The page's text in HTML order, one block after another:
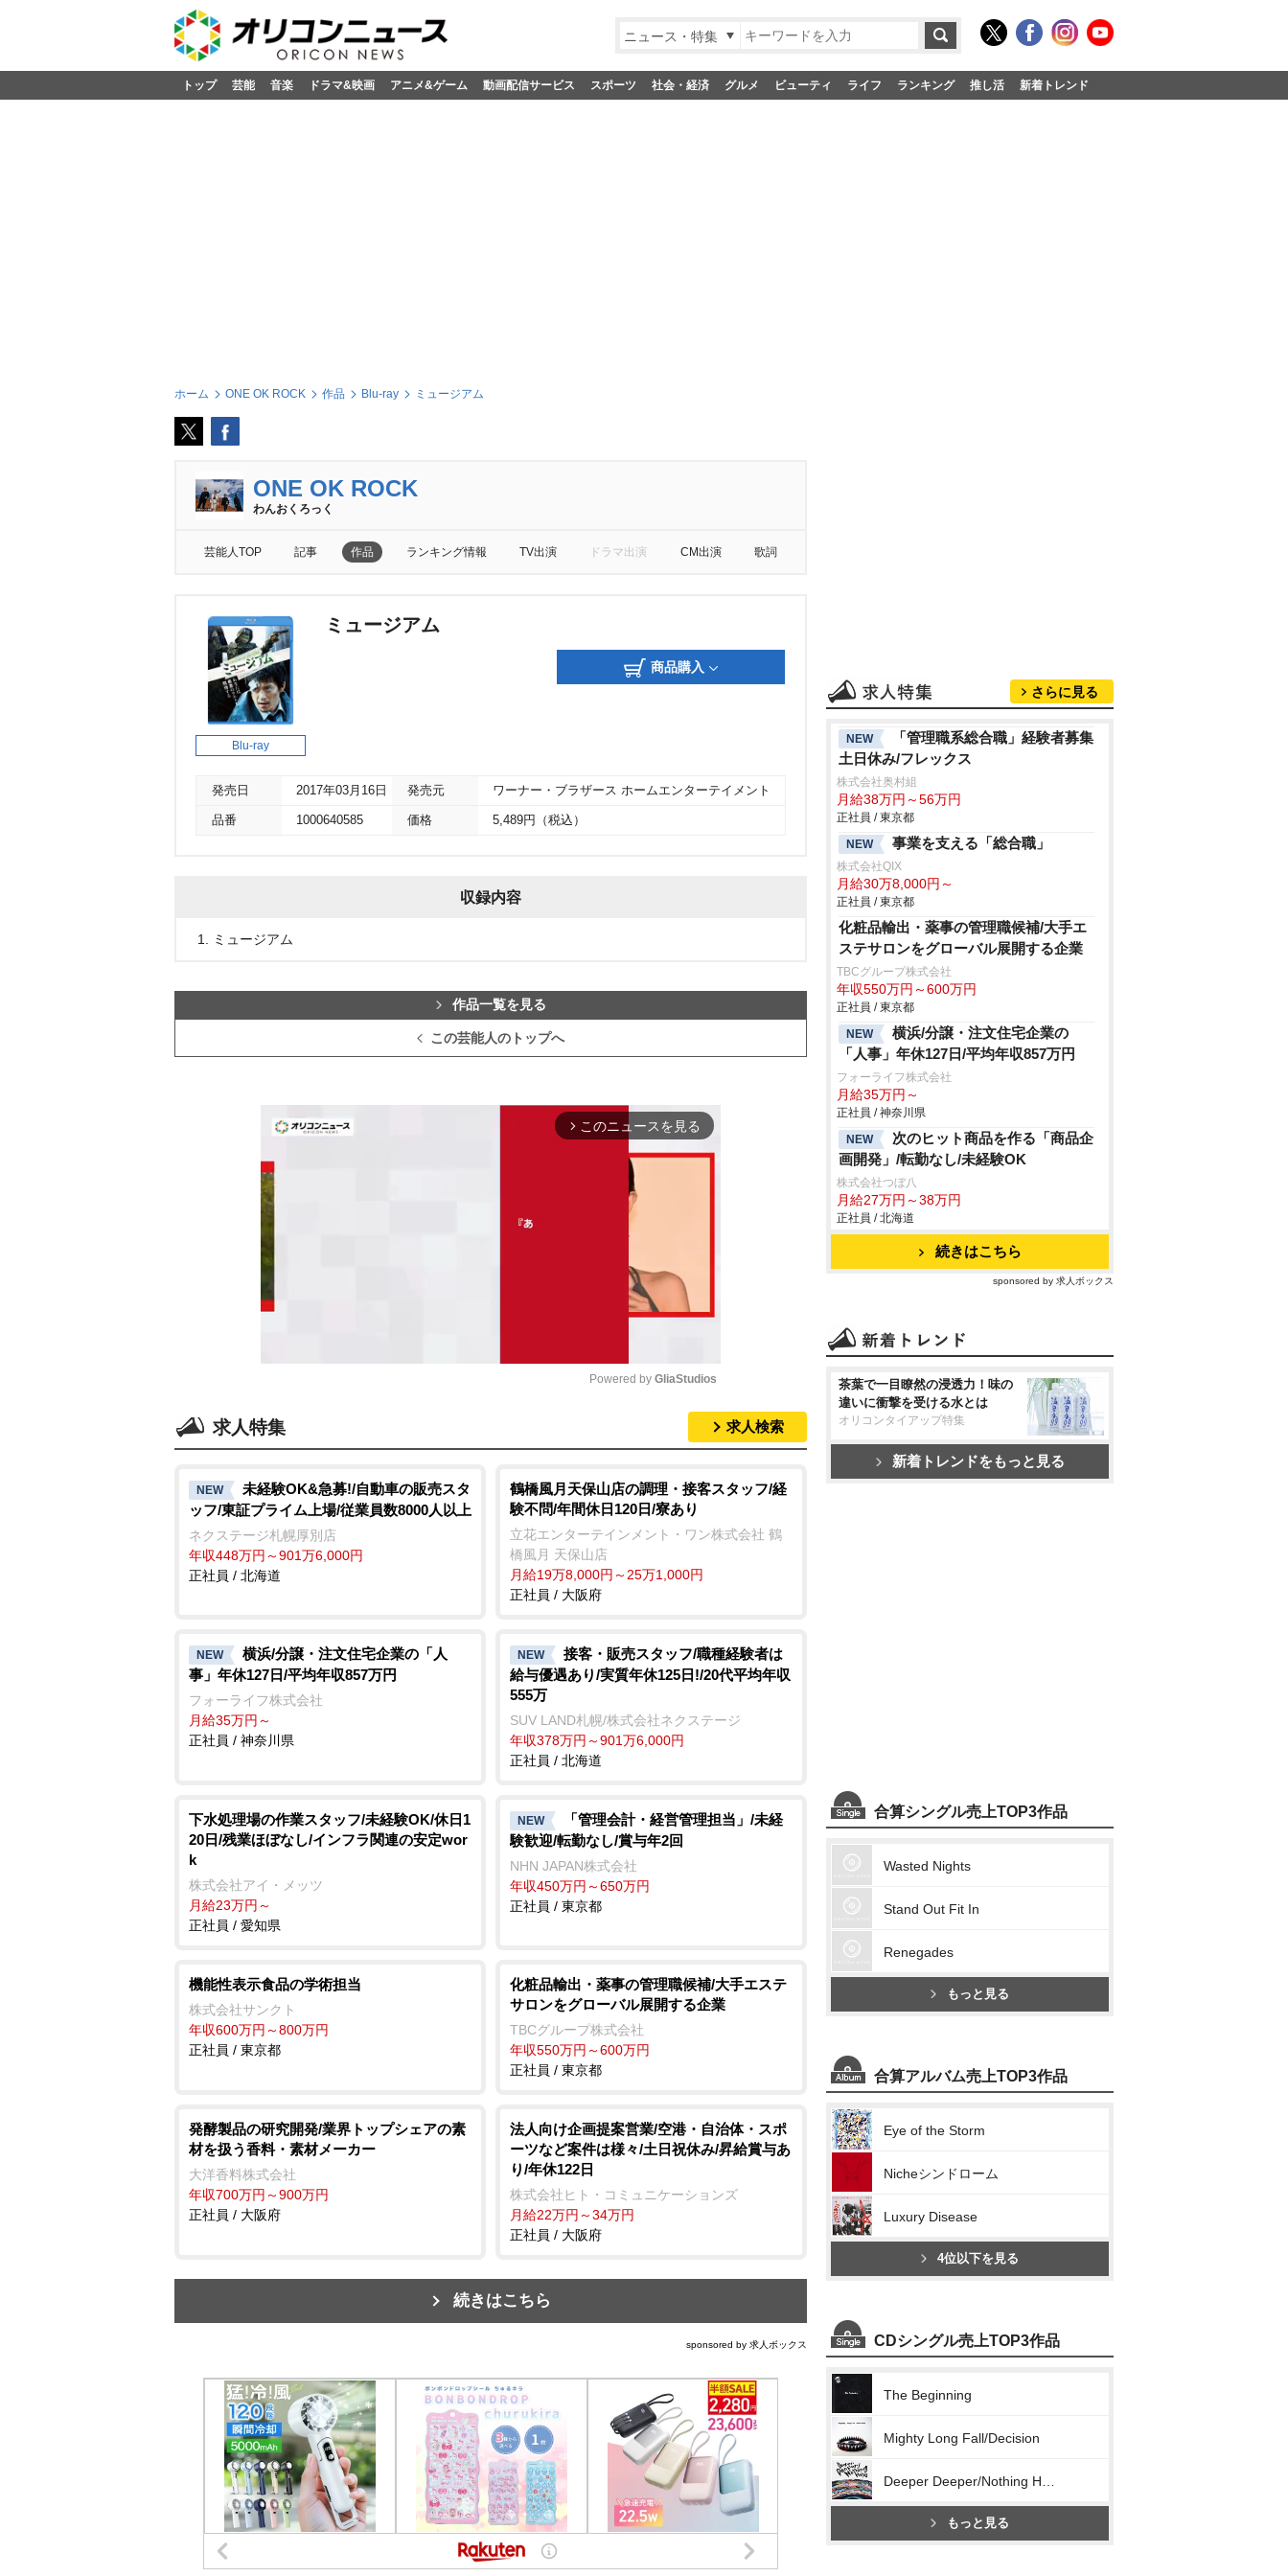
ニュース・特集
トップ 芸能 音楽 ドラマ&映画 アニメ&ゲーム 動画配信サービス スポーツ 社会・経済 グルメ ビューティ ライフ ランキング 推し活 新着トレンド
ホーム ONE OK ROCK 作品 Blu-ray ミュージアム
ONE OK ROCK
わんおくろっく
芸能人TOP 記事 作品 ランキング情報 TV出演 ドラマ出演 CM出演 歌詞
Blu-ray
ミュージアム
商品購入
発売日 2017年03月16日 発売元 ワーナー・ブラザース ホームエンターテイメント
品番 1000640585 価格 5,489円（税込）
収録内容
1. ミュージアム
作品一覧を見る
この芸能人のトップへ
arrow_forward_ios このニュースを見る
t
e
Powered by GliaStudios
求人特集 求人検索
NEW
未経験OK&急募!/自動車の販売スタ
ッフ/東証プライム上場/従業員数8000人以上
ネクステージ札幌厚別店
年収448万円～901万6,000円
正社員 / 北海道
鶴橋風月天保山店の調理・接客スタッフ/経
験不問/年間休日120日/寮あり
立花エンターテインメント・ワン株式会社 鶴
橋風月 天保山店
月給19万8,000円～25万1,000円
正社員 / 大阪府
NEW
横浜/分譲・注文住宅企業の「人
事」年休127日/平均年収857万円
フォーライフ株式会社
月給35万円～
正社員 / 神奈川県
NEW
接客・販売スタッフ/職種経験者は
給与優遇あり/実質年休125日!/20代平均年収
555万
SUV LAND札幌/株式会社ネクステージ
年収378万円～901万6,000円
正社員 / 北海道
下水処理場の作業スタッフ/未経験OK/休日1
20日/残業ほぼなし/インフラ関連の安定wor
k
株式会社アイ・メッツ
月給23万円～
正社員 / 愛知県
NEW
「管理会計・経営管理担当」/未経
験歓迎/転勤なし/賞与年2回
NHN JAPAN株式会社
年収450万円～650万円
正社員 / 東京都
機能性表示食品の学術担当
株式会社サンクト
年収600万円～800万円
正社員 / 東京都
化粧品輸出・薬事の管理職候補/大手エステ
サロンをグローバル展開する企業
TBCグループ株式会社
年収550万円～600万円
正社員 / 東京都
発酵製品の研究開発/業界トップシェアの素
材を扱う香料・素材メーカー
大洋香料株式会社
年収700万円～900万円
正社員 / 大阪府
法人向け企画提案営業/空港・自治体・スポ
ーツなど案件は様々/土日祝休み/昇給賞与あ
り/年休122日
株式会社ヒト・コミュニケーションズ
月給22万円～34万円
正社員 / 大阪府
続きはこちら
sponsored by 求人ボックス
さらに見る
NEW
「管理職系総合職」経験者募集
土日休み/フレックス
株式会社奥村組
月給38万円～56万円
正社員 / 東京都
NEW
事業を支える「総合職」
株式会社QIX
月給30万8,000円～
正社員 / 東京都
化粧品輸出・薬事の管理職候補/大手エ
ステサロンをグローバル展開する企業
TBCグループ株式会社
年収550万円～600万円
正社員 / 東京都
NEW
横浜/分譲・注文住宅企業の
「人事」年休127日/平均年収857万円
フォーライフ株式会社
月給35万円～
正社員 / 神奈川県
NEW
次のヒット商品を作る「商品企
画開発」/転勤なし/未経験OK
株式会社つぼ八
月給27万円～38万円
正社員 / 北海道
続きはこちら
sponsored by 求人ボックス
茶葉で一目瞭然の浸透力！味の
違いに衝撃を受ける水とは
オリコンタイアップ特集
新着トレンドをもっと見る
合算シングル売上TOP3作品
Wasted Nights
Stand Out Fit In
Renegades
もっと見る
合算アルバム売上TOP3作品
Eye of the Storm
Nicheシンドローム
Luxury Disease
4位以下を見る
CDシングル売上TOP3作品
The Beginning
Mighty Long Fall/Decision
もっと見る